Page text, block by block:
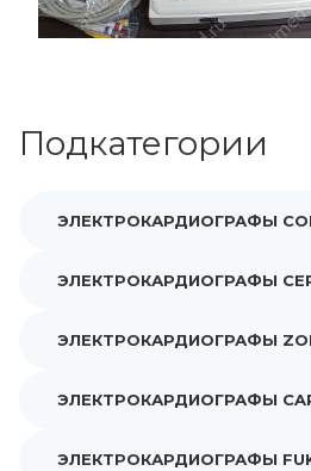
Подкатегории
ЭЛЕКТРОКАРДИОГРАФЫ
ЭЛЕКТРОКАРДИОГРАФЫ
ЭЛЕКТРОКАРДИОГРАФЫ
ЭЛЕКТРОКАРДИОГРАФЫ
ЭЛЕКТРОКАРДИОГРАФЫ